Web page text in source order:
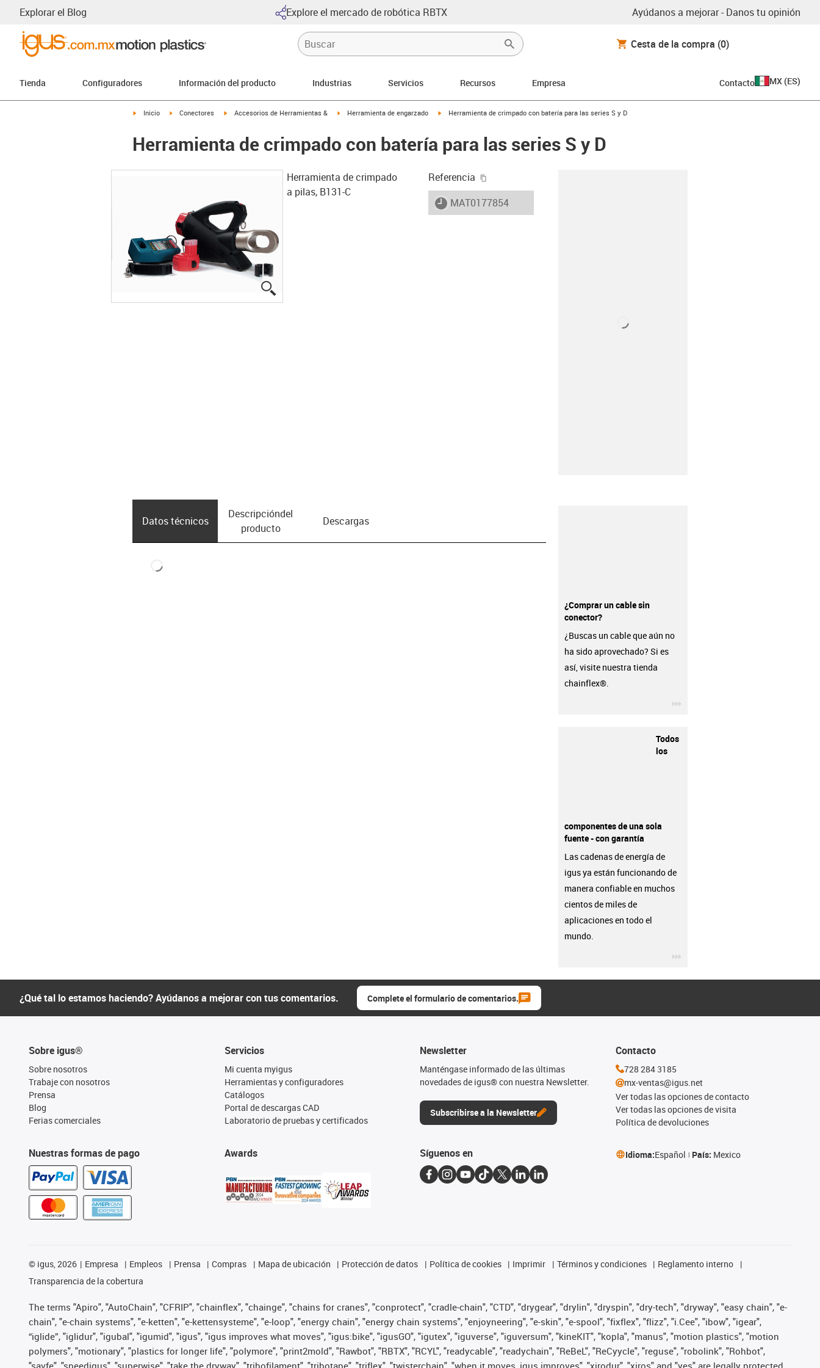
Explorar el Blog Explore el mercado de robótica RBTX Ayúdanos a mejorar - Danos tu opinión
Cesta de la compra (0)
Tienda Configuradores Información del producto Industrias Servicios Recursos Empresa Contacto MX (ES)
igus-icon-arrow-right
Inicio igus-icon-arrow-right
Conectores igus-icon-arrow-right
Accesorios de Herramientas & igus-icon-arrow-right
Herramienta de engarzado igus-icon-arrow-right
Herramienta de crimpado con batería para las series S y D
Herramienta de crimpado con batería para las series S y D
Herramienta de crimpado
a pilas, B131-C
Referencia
igus-icon-lieferzeit
MAT0177854
Datos técnicos
Descripción­del
producto
Descargas
¿Comprar un cable sin
conector?
¿Buscas un cable que aún no
ha sido aprovechado? Si es
así, visite nuestra tienda
chainflex®.
Todos
los
componentes de una sola
fuente - con garantía
Las cadenas de energía de
igus ya están funcionando de
manera confiable en muchos
cientos de miles de
aplicaciones en todo el
mundo.
¿Qué tal lo estamos haciendo? Ayúdanos a mejorar con tus comentarios. Complete el formulario de comentarios.
Sobre igus®
Sobre nosotros
Trabaje con nosotros
Prensa
Blog
Ferias comerciales
Nuestras formas de pago
Servicios
Mi cuenta myigus
Herramientas y configuradores
Catálogos
Portal de descargas CAD
Laboratorio de pruebas y certificados
Awards
Newsletter
Manténgase informado de las últimas
novedades de igus® con nuestra Newsletter.
Subscribirse a la Newsletter
Contacto
728 284 3185
mx-ventas@igus.net
Ver todas las opciones de contacto
Ver todas las opciones de visita
Política de devoluciones
Síguenos en Idioma:Español País: Mexico
© igus, 2026 Empresa Empleos Prensa Compras Mapa de ubicación Protección de datos Política de cookies Imprimir Términos y condiciones
Reglamento interno
Transparencia de la cobertura
The terms "Apiro", "AutoChain", "CFRIP", "chainflex", "chainge", "chains for cranes", "conprotect", "cradle-chain", "CTD", "drygear", "drylin", "dryspin", "dry-tech", "dryway", "easy chain", "e-
chain", "e-chain systems", "e-ketten", "e-kettensysteme", "e-loop", "energy chain", "energy chain systems", "enjoyneering", "e-skin", "e-spool", "fixflex", "flizz", "i.Cee", "ibow", "igear",
“iglide”, "iglidur", "igubal", "igumid", "igus", "igus improves what moves", "igus:bike", "igusGO", "igutex", "iguverse", "iguversum", "kineKIT", "kopla", "manus", "motion plastics", "motion
polymers", "motionary", "plastics for longer life", "polymore", "print2mold", "Rawbot", "RBTX", "RCYL", "readycable", "readychain", "ReBeL", "ReCyycle", "reguse", "robolink", "Rohbot",
"savfe", "speedigus", "superwise", "take the dryway", "tribofilament", "tribotape", "triflex", "twisterchain", "when it moves, igus improves", "xirodur", "xiros" and "yes" are legally protected